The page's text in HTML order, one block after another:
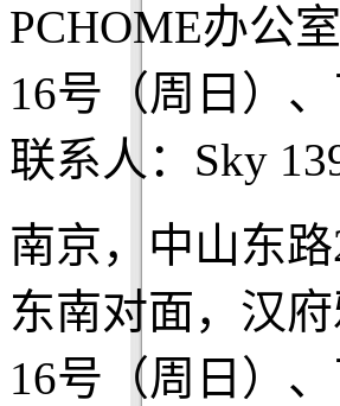
PCHOME办公室
16号（周日）
联系人：Sky
南京，中山东
东南对面，汉
16号（周日）